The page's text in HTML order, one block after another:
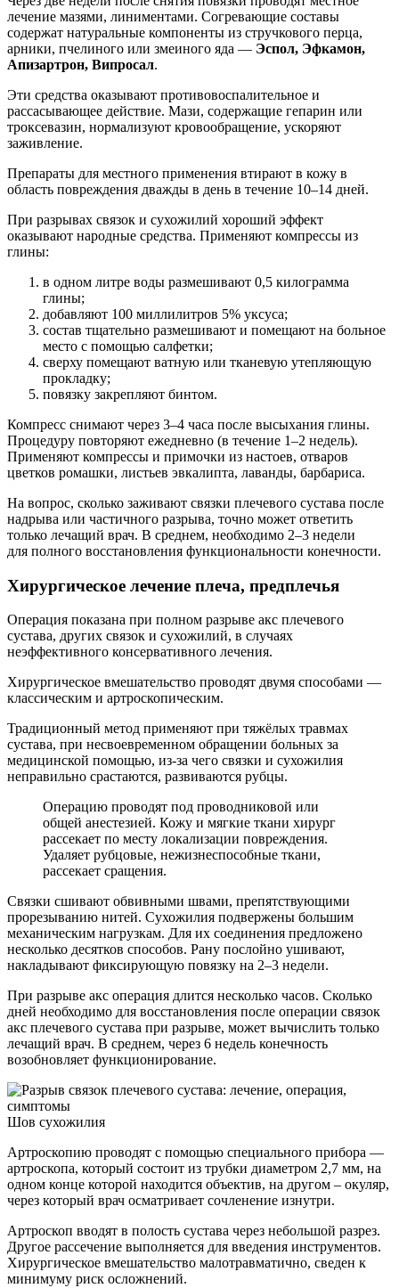
лечение мазями, линиментами. Согревающие составы
содержат натуральные компоненты из стручкового перца,
арники, пчелиного или змеиного яда — Эспол, Эфкамон,
Апизартрон, Випросал.
Эти средства оказывают противовоспалительное и
рассасывающее действие. Мази, содержащие гепарин или
троксевазин, нормализуют кровообращение, ускоряют
заживление.
Препараты для местного применения втирают в кожу в
область повреждения дважды в день в течение 10–14 дней.
При разрывах связок и сухожилий хороший эффект
оказывают народные средства. Применяют компрессы из
глины:
в одном литре воды размешивают 0,5 килограмма
глины;
добавляют 100 миллилитров 5% уксуса;
состав тщательно размешивают и помещают на больное
место с помощью салфетки;
сверху помещают ватную или тканевую утепляющую
прокладку;
повязку закрепляют бинтом.
Компресс снимают через 3–4 часа после высыхания глины.
Процедуру повторяют ежедневно (в течение 1–2 недель).
Применяют компрессы и примочки из настоев, отваров
цветков ромашки, листьев эвкалипта, лаванды, барбариса.
На вопрос, сколько заживают связки плечевого сустава после
надрыва или частичного разрыва, точно может ответить
только лечащий врач. В среднем, необходимо 2–3 недели
для полного восстановления функциональности конечности.
Хирургическое лечение плеча, предплечья
Операция показана при полном разрыве акс плечевого
сустава, других связок и сухожилий, в случаях
неэффективного консервативного лечения.
Хирургическое вмешательство проводят двумя способами —
классическим и артроскопическим.
Традиционный метод применяют при тяжёлых травмах
сустава, при несвоевременном обращении больных за
медицинской помощью, из‐за чего связки и сухожилия
неправильно срастаются, развиваются рубцы.
Операцию проводят под проводниковой или
общей анестезией. Кожу и мягкие ткани хирург
рассекает по месту локализации повреждения.
Удаляет рубцовые, нежизнеспособные ткани,
рассекает сращения.
Связки сшивают обвивными швами, препятствующими
прорезыванию нитей. Сухожилия подвержены большим
механическим нагрузкам. Для их соединения предложено
несколько десятков способов. Рану послойно ушивают,
накладывают фиксирующую повязку на 2–3 недели.
При разрыве акс операция длится несколько часов. Сколько
дней необходимо для восстановления после операции связок
акс плечевого сустава при разрыве, может вычислить только
лечащий врач. В среднем, через 6 недель конечность
возобновляет функционирование.
Шов сухожилия
Артроскопию проводят с помощью специального прибора —
артроскопа, который состоит из трубки диаметром 2,7 мм, на
одном конце которой находится объектив, на другом – окуляр,
через который врач осматривает сочленение изнутри.
Артроскоп вводят в полость сустава через небольшой разрез.
Другое рассечение выполняется для введения инструментов.
Хирургическое вмешательство малотравматично, сведен к
минимуму риск осложнений.